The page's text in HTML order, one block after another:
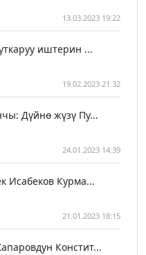
13.03.2023 19:22
иштерин ...
19.02.2023 21:32
Дүйнө жүзү Пу...
24.01.2023 14:39
Исабеков Курма...
21.01.2023 18:15
Констит...